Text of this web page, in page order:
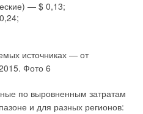
— $ 0,13;
по выровненным затратам
и для разных регионов: